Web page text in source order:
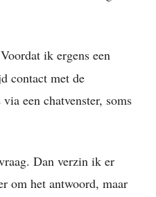
Voordat ik ergens een
contact met de
een chatvenster, soms
Dan verzin ik er
om het antwoord, maar